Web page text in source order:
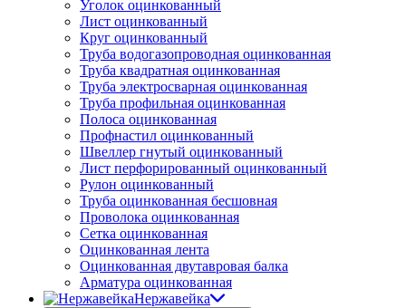
Уголок оцинкованный
Лист оцинкованный
Круг оцинкованный
Труба водогазопроводная оцинкованная
Труба квадратная оцинкованная
Труба электросварная оцинкованная
Труба профильная оцинкованная
Полоса оцинкованная
Профнастил оцинкованный
Швеллер гнутый оцинкованный
Лист перфорированный оцинкованный
Рулон оцинкованный
Труба оцинкованная бесшовная
Проволока оцинкованная
Сетка оцинкованная
Оцинкованная лента
Оцинкованная двутавровая балка
Арматура оцинкованная
Нержавейка